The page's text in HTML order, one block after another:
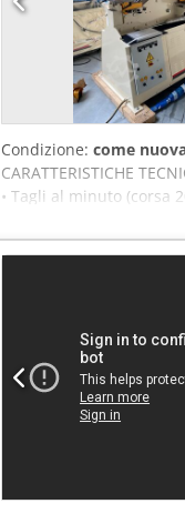
Condizione: come
CARATTERISTICHE
• Tagli al minuto (corsa
90°: 120 x 120 x 10
Smussatura triangolare: